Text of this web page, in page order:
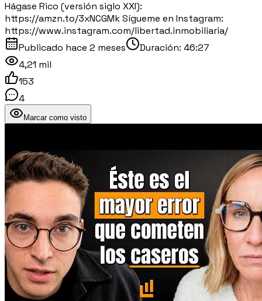
Hágase Rico (versión siglo XXI):
https://amzn.to/3xNCGMk Sígueme en Instagram:
https://www.instagram.com/libertad.inmobiliaria/
Publicado hace 2 meses Duración: 46:27
4,21 mil
153
4
Marcar como visto